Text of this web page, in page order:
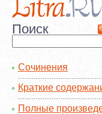
Поиск
Сочинения
Краткие
Полные